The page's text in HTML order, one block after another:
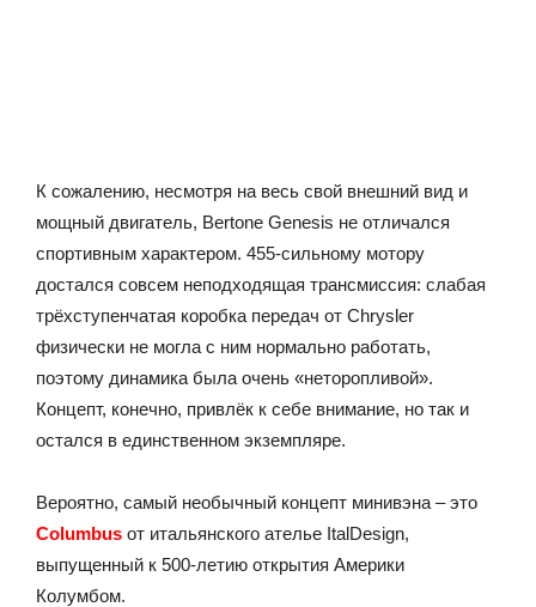
К сожалению, несмотря на весь свой внешний вид и
мощный двигатель, Bertone Genesis не отличался
спортивным характером. 455-сильному мотору
достался совсем неподходящая трансмиссия: слабая
трёхступенчатая коробка передач от Chrysler
физически не могла с ним нормально работать,
поэтому динамика была очень «неторопливой».
Концепт, конечно, привлёк к себе внимание, но так и
остался в единственном экземпляре.
Вероятно, самый необычный концепт минивэна – это
Columbus от итальянского ателье ItalDesign,
выпущенный к 500-летию открытия Америки
Колумбом.